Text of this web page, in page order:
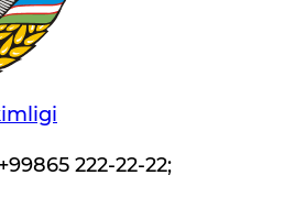
+99865 222-22-22;